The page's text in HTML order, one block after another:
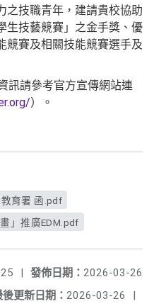
之技職青年，建請貴校協助
生技藝競賽」之金手獎、優
競賽及相關技能競賽選手及
訊請參考官方宣傳網站連
）。
育署 函.pdf
」推廣EDM.pdf
發佈日期： 2026-03-26
|
後更新日期： 2026-03-26 |